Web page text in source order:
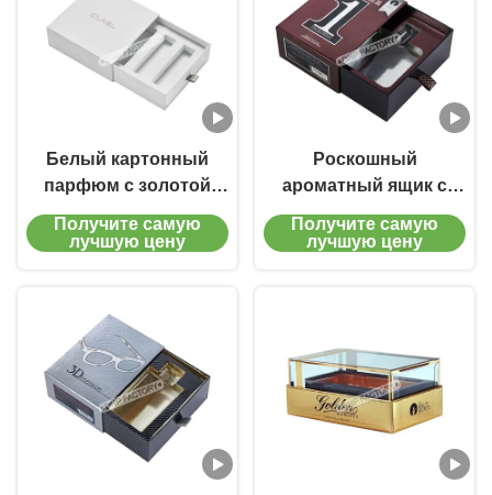
Белый картонный
парфюм с золотой
фольгой для особых
случаев
Получите самую
лучшую цену
Роскошный
ароматный ящик с
ручкой ленты для
упаковки ящика
Получите самую
лучшую цену